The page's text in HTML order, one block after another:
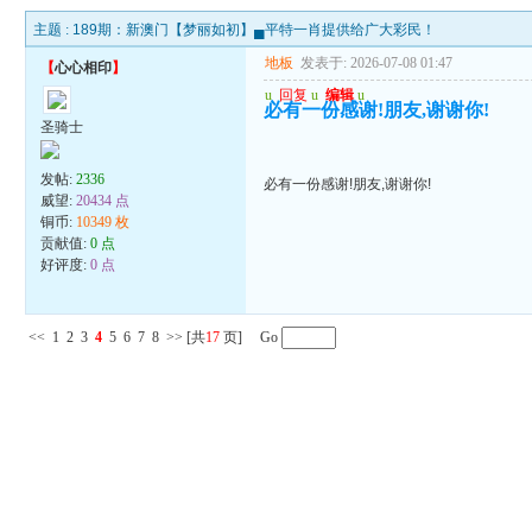
主题 : 189期：新澳门【梦丽如初】▄平特一肖提供给广大彩民！
【心心相印】
圣骑士
发帖:2336
威望:20434 点
铜币: 10349 枚
贡献值:0 点
好评度:0 点
地板 发表于: 2026-07-08 01:47
u 回复 u 编辑 u
必有一份感谢!朋友,谢谢你!
必有一份感谢!朋友,谢谢你!
<< 1 2 3 4 5 6 7 8 >> [共17 页] Go